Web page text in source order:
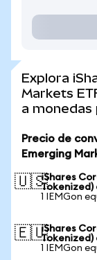
Explora
Markets
a monedas
Precio de
Emerging
🇺🇸iShares
Tokenized)
1 IEMGon
🇪🇺iShares
Tokenized)
1 IEMGon